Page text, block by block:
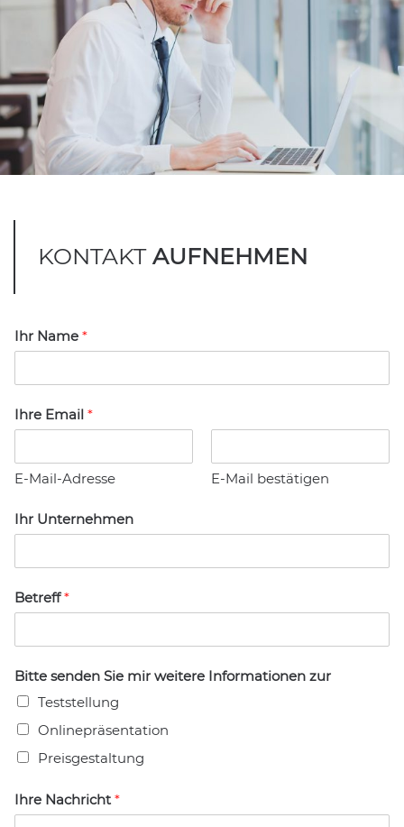
KONTAKT AUFNEHMEN
Ihr Name *
Ihre Email *
E-Mail-Adresse E-Mail bestätigen
Ihr Unternehmen
Betreff*
Bitte senden Sie mir weitere Informationen zur
Teststellung
Onlinepräsentation
Preisgestaltung
Ihre Nachricht *